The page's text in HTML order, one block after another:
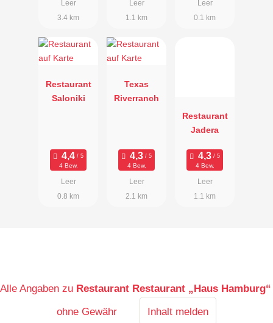
Leer
3.4 km
Leer
1.1 km
Leer
0.1 km
Restaurant
Saloniki
4 Bew.
Leer
0.8 km
Texas
Riverranch
4 Bew.
Leer
2.1 km
Restaurant
Jadera
4 Bew.
Leer
1.1 km
Alle Angaben zu Restaurant Restaurant „Haus Hamburg“
ohne Gewähr
Inhalt melden